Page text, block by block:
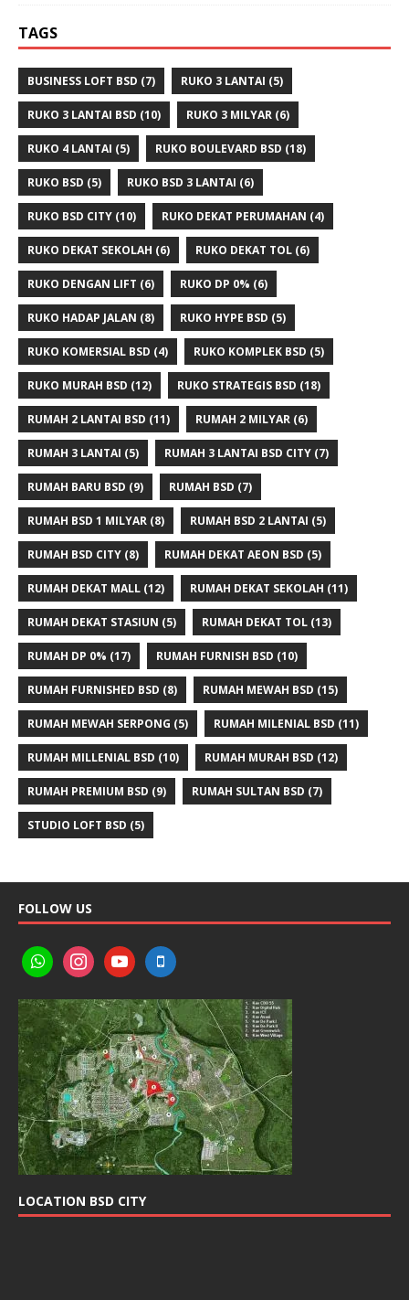
TAGS
BUSINESS LOFT BSD (7) RUKO 3 LANTAI (5)
RUKO 3 LANTAI BSD (10) RUKO 3 MILYAR (6)
RUKO 4 LANTAI (5) RUKO BOULEVARD BSD (18)
RUKO BSD (5) RUKO BSD 3 LANTAI (6)
RUKO BSD CITY (10) RUKO DEKAT PERUMAHAN (4)
RUKO DEKAT SEKOLAH (6) RUKO DEKAT TOL (6)
RUKO DENGAN LIFT (6) RUKO DP 0% (6)
RUKO HADAP JALAN (8) RUKO HYPE BSD (5)
RUKO KOMERSIAL BSD (4) RUKO KOMPLEK BSD (5)
RUKO MURAH BSD (12) RUKO STRATEGIS BSD (18)
RUMAH 2 LANTAI BSD (11) RUMAH 2 MILYAR (6)
RUMAH 3 LANTAI (5) RUMAH 3 LANTAI BSD CITY (7)
RUMAH BARU BSD (9) RUMAH BSD (7)
RUMAH BSD 1 MILYAR (8) RUMAH BSD 2 LANTAI (5)
RUMAH BSD CITY (8) RUMAH DEKAT AEON BSD (5)
RUMAH DEKAT MALL (12) RUMAH DEKAT SEKOLAH (11)
RUMAH DEKAT STASIUN (5) RUMAH DEKAT TOL (13)
RUMAH DP 0% (17) RUMAH FURNISH BSD (10)
RUMAH FURNISHED BSD (8) RUMAH MEWAH BSD (15)
RUMAH MEWAH SERPONG (5) RUMAH MILENIAL BSD (11)
RUMAH MILLENIAL BSD (10) RUMAH MURAH BSD (12)
RUMAH PREMIUM BSD (9) RUMAH SULTAN BSD (7)
STUDIO LOFT BSD (5)
FOLLOW US
LOCATION BSD CITY